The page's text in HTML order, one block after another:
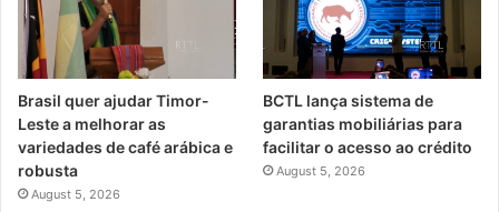
Brasil quer ajudar Timor-
Leste a melhorar as
variedades de café arábica e
robusta
August 5, 2026
BCTL lança sistema de
garantias mobiliárias para
facilitar o acesso ao crédito
August 5, 2026